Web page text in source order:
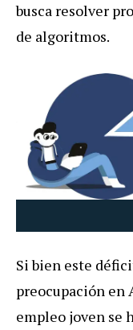
busca resolver
de algoritmos.
Si bien este
preocupación en
empleo joven se